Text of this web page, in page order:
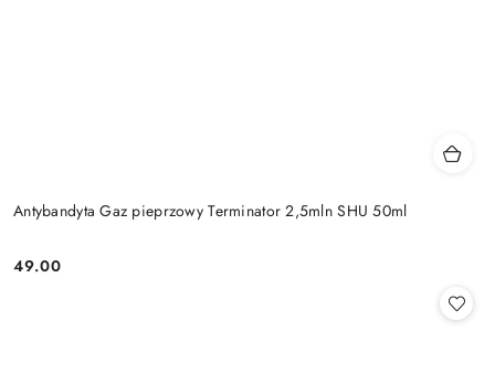
Antybandyta Gaz pieprzowy Terminator 2,5mln SHU 50ml
Cena:
49.00